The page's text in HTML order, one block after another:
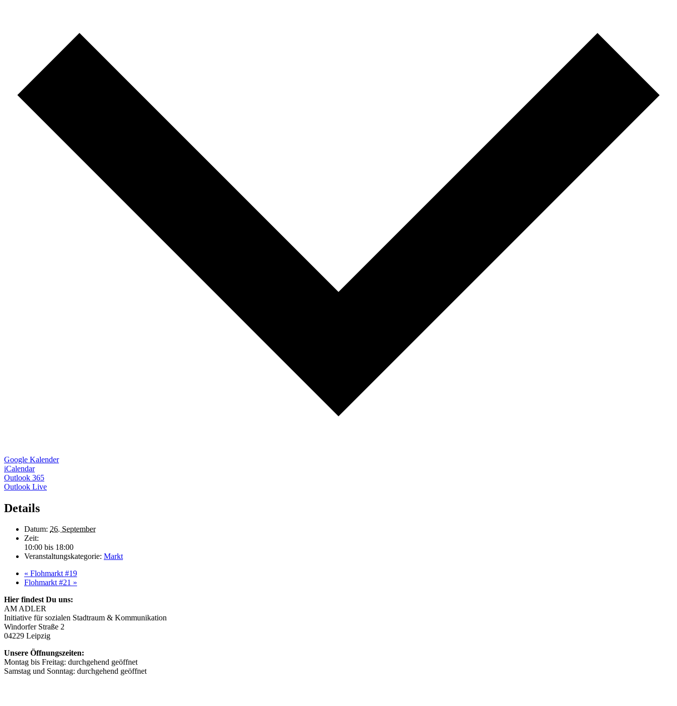
Google Kalender
iCalendar
Outlook 365
Outlook Live
Details
Datum: 26. September
Zeit:
10:00 bis 18:00
Veranstaltungskategorie: Markt
« Flohmarkt #19
Flohmarkt #21 »
Hier findest Du uns:
AM ADLER
Initiative für sozialen Stadtraum & Kommunikation
Windorfer Straße 2
04229 Leipzig
Unsere Öffnungszeiten:
Montag bis Freitag: durchgehend geöffnet
Samstag und Sonntag: durchgehend geöffnet